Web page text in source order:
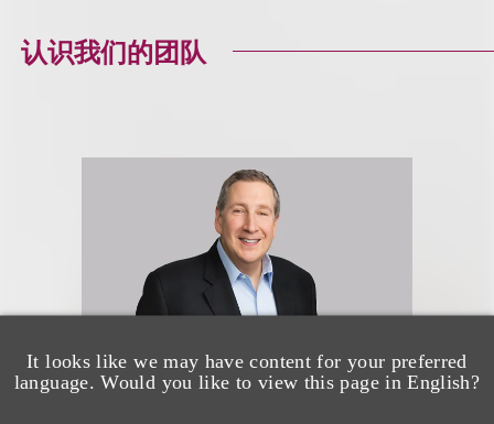
It looks like we may have content for your preferred
language. Would you like to view this page in English?
认识我们的团队